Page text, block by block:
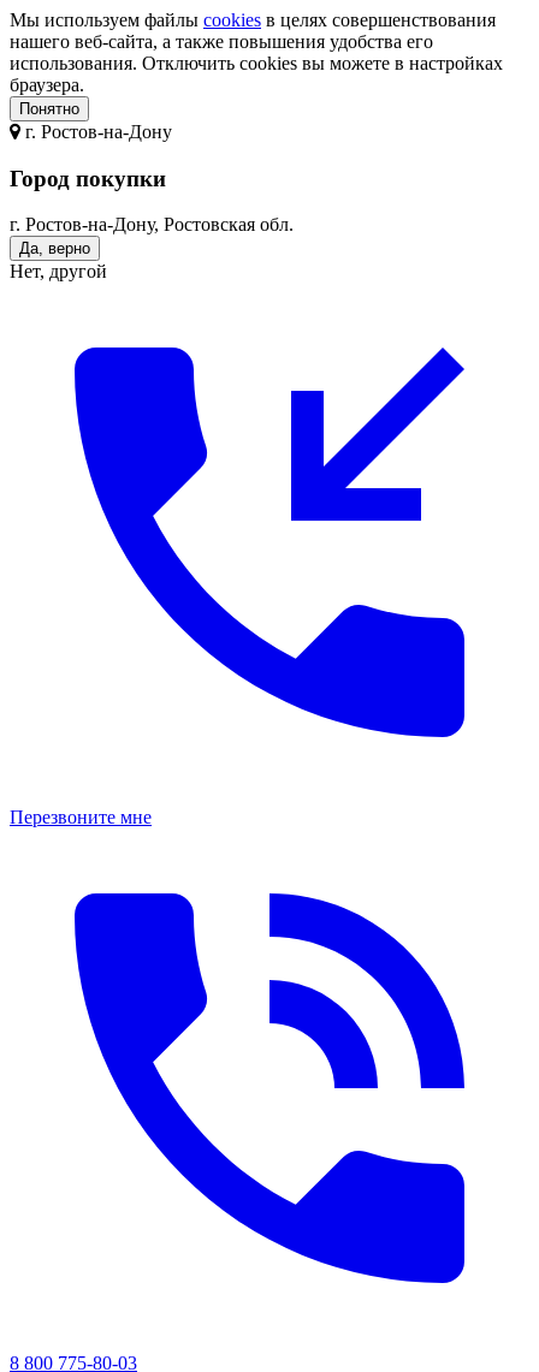
Мы используем файлы cookies в целях совершенствования
нашего веб-сайта, а также повышения удобства его
использования. Отключить cookies вы можете в настройках
браузера.
Понятно
г. Ростов-на-Дону
Город покупки
г. Ростов-на-Дону, Ростовская обл.
Да, верно
Нет, другой
Перезвоните мне
8 800 775-80-03